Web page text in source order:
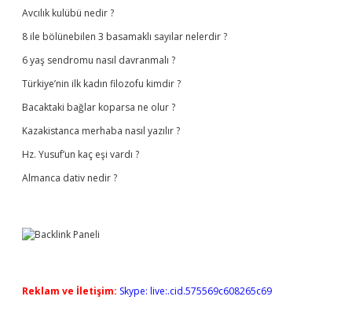
Avcılık kulübü nedir ?
8 ile bölünebilen 3 basamaklı sayılar nelerdir ?
6 yaş sendromu nasıl davranmalı ?
Türkiye’nin ilk kadın filozofu kimdir ?
Bacaktaki bağlar koparsa ne olur ?
Kazakistanca merhaba nasıl yazılır ?
Hz. Yusuf’un kaç eşi vardı ?
Almanca dativ nedir ?
Reklam ve İletişim: Skype: live:.cid.575569c608265c69